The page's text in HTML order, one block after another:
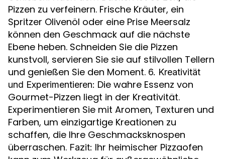
Pizzen zu verfeinern. Frische Kräuter, ein
Spritzer Olivenöl oder eine Prise Meersalz
können den Geschmack auf die nächste
Ebene heben. Schneiden Sie die Pizzen
kunstvoll, servieren Sie sie auf stilvollen Tellern
und genießen Sie den Moment. 6. Kreativität
und Experimentieren: Die wahre Essenz von
Gourmet-Pizzen liegt in der Kreativität.
Experimentieren Sie mit Aromen, Texturen und
Farben, um einzigartige Kreationen zu
schaffen, die Ihre Geschmacksknospen
überraschen. Fazit: Ihr heimischer Pizzaofen